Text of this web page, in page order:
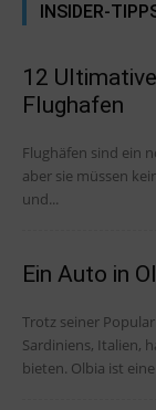
INSIDER-
12
Flughafen
Flughäfen sind ein
aber sie müssen
und...
Ein Auto in
Trotz seiner
Sardiniens, Italien,
bieten. Olbia ist